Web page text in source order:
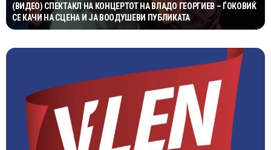
(ВИДЕО) СПЕКТАКЛ НА КОНЦЕРТОТ НА ВЛАДО ГЕОРГИЕВ – ЃОКОВИЌ
СЕ КАЧИ НА СЦЕНА И ЈА ВООДУШЕВИ ПУБЛИКАТА